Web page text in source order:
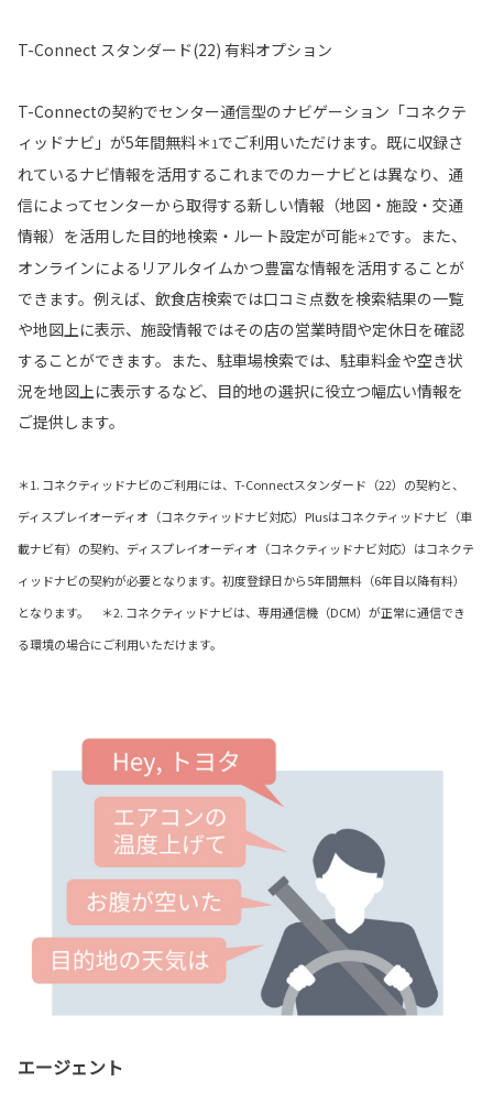
T-Connect スタンダード(22) 有料オプション
T-Connectの契約でセンター通信型のナビゲーション「コネクテ
ィッドナビ」が5年間無料＊1でご利用いただけます。既に収録さ
れているナビ情報を活用するこれまでのカーナビとは異なり、通
信によってセンターから取得する新しい情報（地図・施設・交通
情報）を活用した目的地検索・ルート設定が可能＊2です。また、
オンラインによるリアルタイムかつ豊富な情報を活用することが
できます。例えば、飲食店検索では口コミ点数を検索結果の一覧
や地図上に表示、施設情報ではその店の営業時間や定休日を確認
することができます。また、駐車場検索では、駐車料金や空き状
況を地図上に表示するなど、目的地の選択に役立つ幅広い情報を
ご提供します。
＊1. コネクティッドナビのご利用には、T-Connectスタンダード（22）の契約と、
ディスプレイオーディオ（コネクティッドナビ対応）Plusはコネクティッドナビ（車
載ナビ有）の契約、ディスプレイオーディオ（コネクティッドナビ対応）はコネクテ
ィッドナビの契約が必要となります。初度登録日から5年間無料（6年目以降有料）
となります。 ＊2. コネクティッドナビは、専用通信機（DCM）が正常に通信でき
る環境の場合にご利用いただけます。
エージェント